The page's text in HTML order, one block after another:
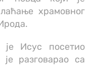
храмовног
Исус посетио
разговарао са